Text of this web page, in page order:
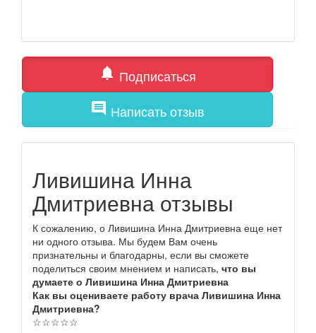
notifications Подписаться
comment Написать отзыв
Ливишина Инна
Дмитриевна отзывы
К сожалению, о Ливишина Инна Дмитриевна еще нет
ни одного отзыва. Мы будем Вам очень
признательны и благодарны, если вы сможете
поделиться своим мнением и написать, что вы
думаете о Ливишина Инна Дмитриевна
Как вы оцениваете работу врача Ливишина Инна
Дмитриевна?
☆☆☆☆☆